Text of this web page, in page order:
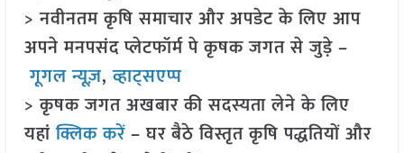
> नवीनतम कृषि समाचार और अपडेट के लिए आप
अपने मनपसंद प्लेटफॉर्म पे कृषक जगत से जुड़े –
गूगल न्यूज़,व्हाट्सएप्प
> कृषक जगत अखबार की सदस्यता लेने के लिए
यहांक्लिक करें– घर बैठे विस्तृत कृषि पद्धतियों और